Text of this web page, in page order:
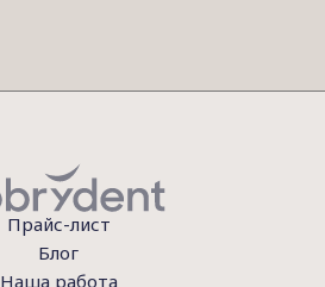
Прайс-лист
Блог
Наша работа